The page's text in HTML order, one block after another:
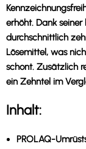
erhöht. Dank
durchschnittlich
Lösemittel, was
schont. Zusätzlich
ein Zehntel im
Inhalt:
PROLAQ-